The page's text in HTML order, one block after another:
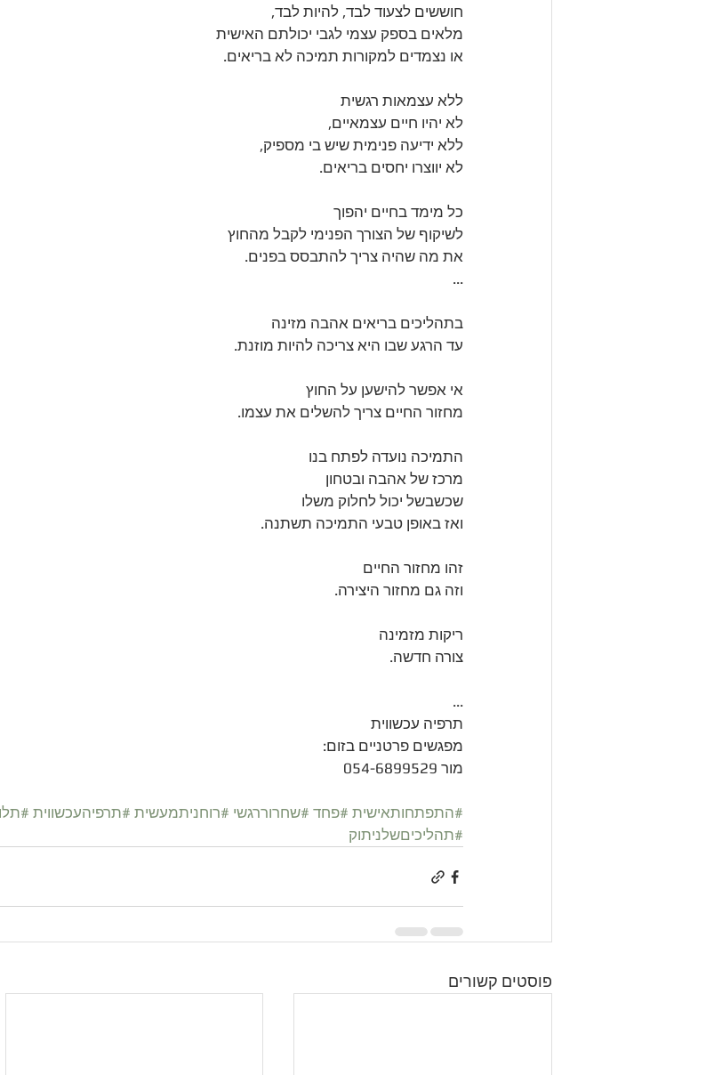
חוששים לצעוד לבד, להיות לבד,
מלאים בספק עצמי לגבי יכולתם האישית
או נצמדים למקורות תמיכה לא בריאים.
ללא עצמאות רגשית
לא יהיו חיים עצמאיים,
ללא ידיעה פנימית שיש בי מספיק,
לא יווצרו יחסים בריאים.
כל מימד בחיים יהפוך
לשיקוף של הצורך הפנימי לקבל מהחוץ
את מה שהיה צריך להתבסס בפנים.
...
בתהליכים בריאים אהבה מזינה
עד הרגע שבו היא צריכה להיות מוזנת.
אי אפשר להישען על החוץ
מחזור החיים צריך להשלים את עצמו.
התמיכה נועדה לפתח בנו
מרכז של אהבה ובטחון
שכשבשל יכול לחלוק משלו
ואז באופן טבעי התמיכה תשתנה.
זהו מחזור החיים
וזה גם מחזור היצירה.
ריקות מזמינה
צורה חדשה.
...
תרפיה עכשווית
מפגשים פרטניים בזום:
מור 054-6899529
#התפתחותאישית #פחד #שחרוררגשי #רוחניתמעשית #תרפיהעכשווית
#תהליכיםשלניתוק
פוסטים קשורים